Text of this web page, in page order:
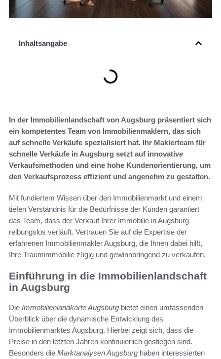
Inhaltsangabe
In der Immobilienlandschaft von Augsburg präsentiert sich
ein kompetentes Team von Immobilienmaklern, das sich
auf schnelle Verkäufe spezialisiert hat. Ihr Maklerteam für
schnelle Verkäufe in Augsburg setzt auf innovative
Verkaufsmethoden und eine hohe Kundenorientierung, um
den Verkaufsprozess effizient und angenehm zu gestalten.
Mit fundiertem Wissen über den Immobilienmarkt und einem
tiefen Verständnis für die Bedürfnisse der Kunden garantiert
das Team, dass der Verkauf Ihrer Immobilie in Augsburg
reibungslos verläuft. Vertrauen Sie auf die Expertise der
erfahrenen Immobilienmakler Augsburg, die Ihnen dabei hilft,
Ihre Traumimmobilie zügig und gewinnbringend zu verkaufen.
Einführung in die Immobilienlandschaft
in Augsburg
Die Immobilienlandkarte Augsburg bietet einen umfassenden
Überblick über die dynamische Entwicklung des
Immobilienmarktes Augsburg. Hierbei zeigt sich, dass die
Preise in den letzten Jahren kontinuierlich gestiegen sind.
Besonders die Marktanalysen Augsburg haben interessierten